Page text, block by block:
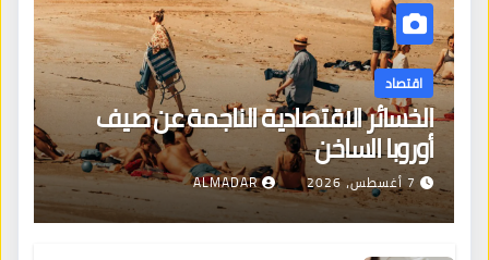
اقتصاد
الخسائر الاقتصادية الناجمة عن صيف
أوروبا الساخن
7 أغسطس، 2026 ALMADAR